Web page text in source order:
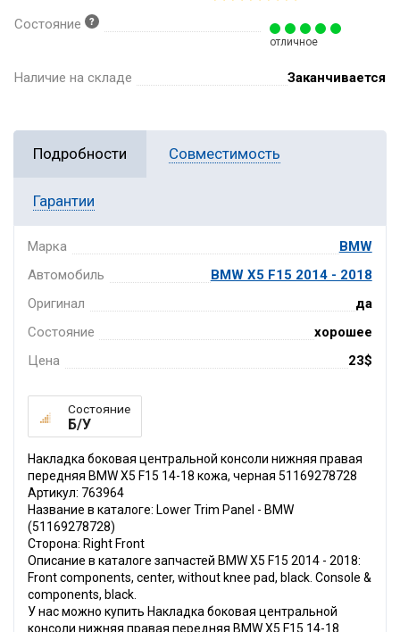
Состояние
отличное
Наличие на складе Заканчивается
Подробности Совместимость
Гарантии
Марка
BMW
Автомобиль
BMW X5 F15 2014 - 2018
Оригинал
да
Состояние
хорошее
Цена
23$
Состояние
Б/У
Накладка боковая центральной консоли нижняя правая
передняя BMW X5 F15 14-18 кожа, черная 51169278728
Артикул: 763964
Название в каталоге: Lower Trim Panel - BMW
(51169278728)
Сторона: Right Front
Описание в каталоге запчастей BMW X5 F15 2014 - 2018:
Front components, center, without knee pad, black. Console &
components, black.
У нас можно купить Накладка боковая центральной
консоли нижняя правая передняя BMW X5 F15 14-18